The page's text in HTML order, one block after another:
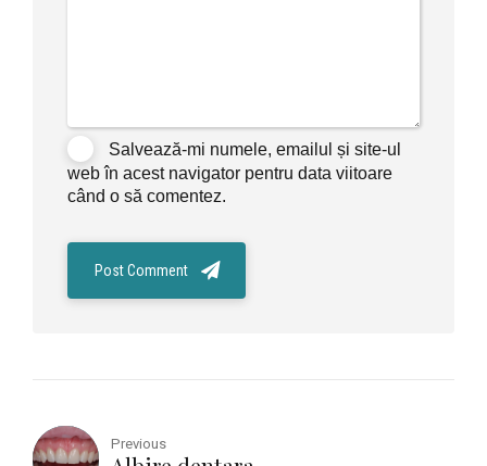
Salvează-mi numele, emailul și site-ul
web în acest navigator pentru data viitoare
când o să comentez.
Post Comment
Previous